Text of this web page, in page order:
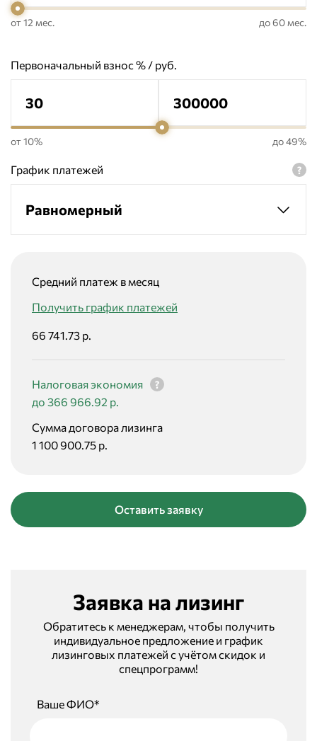
от 12 мес. до 60 мес.
Первоначальный взнос % / руб.
от 10% до 49%
График платежей
Равномерный
Средний платеж в месяц
Получить график платежей
66 741.73 р.
Налоговая экономия
до 366 966.92 р.
Сумма договора лизинга
1 100 900.75 р.
Оставить заявку
Заявка на лизинг
Обратитесь к менеджерам, чтобы получить
индивидуальное предложение и график
лизинговых платежей с учётом скидок и
спецпрограмм!
Ваше ФИО*